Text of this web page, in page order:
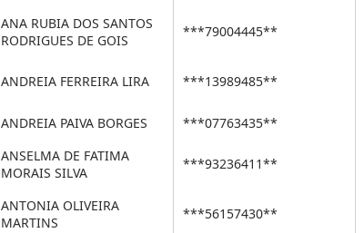
ANA RUBIA DOS SANTOS
RODRIGUES DE GOIS
***79004445**
ANDREIA FERREIRA LIRA ***13989485**
ANDREIA PAIVA BORGES ***07763435**
ANSELMA DE FATIMA
MORAIS SILVA
***93236411**
ANTONIA OLIVEIRA
MARTINS
***56157430**